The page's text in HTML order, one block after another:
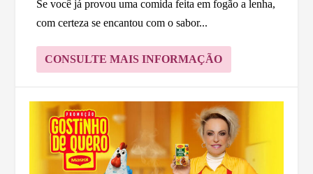
Se você já provou uma comida feita em fogão a lenha,
com certeza se encantou com o sabor...
CONSULTE MAIS INFORMAÇÃO